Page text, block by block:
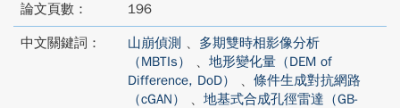
論文頁數： 196
中文關鍵詞： 山崩偵測 、 多期雙時相影像分析
（MBTIs）
、 地形變化量（DEM of
Difference, DoD）
、 條件生成對抗網路
（cGAN）
、 地基式合成孔徑雷達（GB-